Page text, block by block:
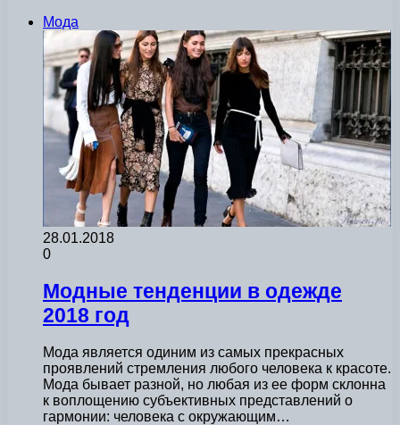
Мода
28.01.2018
0
Модные тенденции в одежде
2018 год
Мода является одиним из самых прекрасных
проявлений стремления любого человека к красоте.
Мода бывает разной, но любая из ее форм склонна
к воплощению субъективных представлений о
гармонии: человека с окружающим…